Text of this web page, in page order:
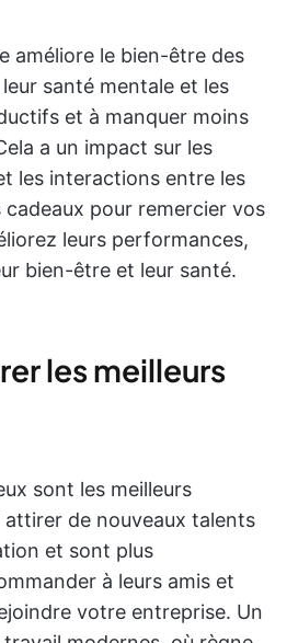
améliore le bien-être des
santé mentale et les
et à manquer moins
a un impact sur les
les interactions entre les
cadeaux pour remercier vos
leurs performances,
bien-être et leur santé.
les meilleurs
sont les meilleurs
attirer de nouveaux talents
et sont plus
à leurs amis et
votre entreprise. Un